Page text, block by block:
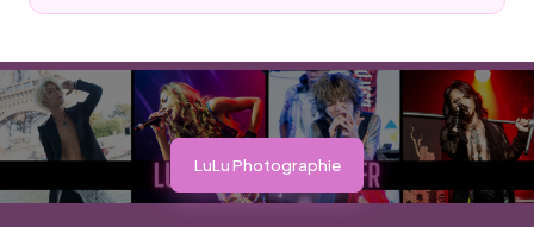
by
LuLu Photographie